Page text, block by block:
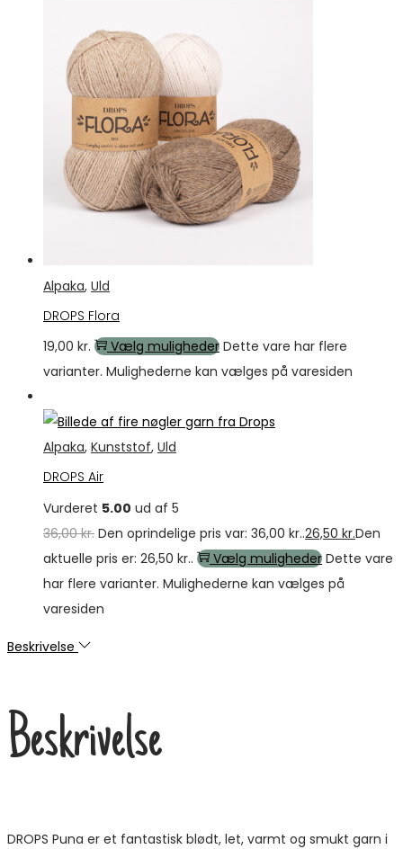
Alpaka, Uld
DROPS Flora
19,00 kr. Vælg muligheder Dette vare har flere
varianter. Mulighederne kan vælges på varesiden
Alpaka, Kunststof, Uld
DROPS Air
Vurderet 5.00 ud af 5
36,00kr. Den oprindelige pris var: 36,00 kr..26,50 kr.Den
aktuelle pris er: 26,50 kr..
Vælg muligheder Dette vare
har flere varianter. Mulighederne kan vælges på
varesiden
Beskrivelse
Beskrivelse
DROPS Puna er et fantastisk blødt, let, varmt og smukt garn i